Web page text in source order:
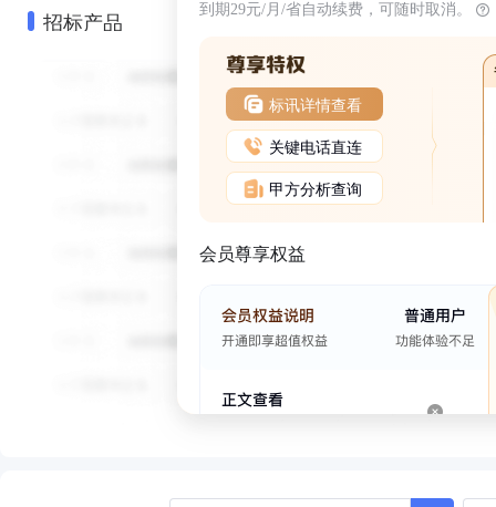
招标产品 到期29元/月/省自动续费，可随时取消。
标讯详情查看
关键电话直连
甲方分析查询
会员尊享权益